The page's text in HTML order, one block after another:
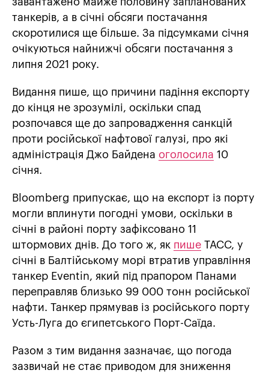
танкерів, а в січні обсяги постачання
скоротилися ще більше. За підсумками січня
очікуються найнижчі обсяги постачання з
липня 2021 року.
Видання пише, що причини падіння експорту
до кінця не зрозумілі, оскільки спад
розпочався ще до запровадження санкцій
проти російської нафтової галузі, про які
адміністрація Джо Байдена оголосила 10
січня.
Bloomberg припускає, що на експорт із порту
могли вплинути погодні умови, оскільки в
січні в районі порту зафіксовано 11
штормових днів. До того ж, як пише ТАСС, у
січні в Балтійському морі втратив управління
танкер Eventin, який під прапором Панами
переправляв близько 99 000 тонн російської
нафти. Танкер прямував із російського порту
Усть-Луга до єгипетського Порт-Саїда.
Разом з тим видання зазначає, що погода
зазвичай не стає приводом для зниження